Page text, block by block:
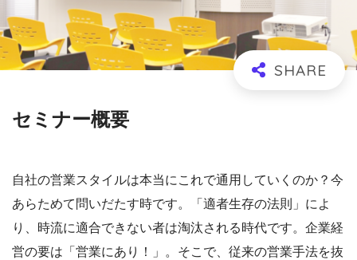
セミナー概要
自社の営業スタイルは本当にこれで通用していくのか？今
あらためて問いだたす時です。「適者生存の法則」によ
り、時流に適合できない者は淘汰される時代です。企業経
営の要は「営業にあり！」。そこで、従来の営業手法を抜